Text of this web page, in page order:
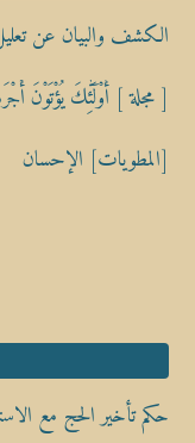
الكشف والبيان عن
[ مجلة ] أُوْلَٰٓئِكَ يُؤْتَوْنَ
[المطويات] الإحسان
حكم تأخير الحج مع